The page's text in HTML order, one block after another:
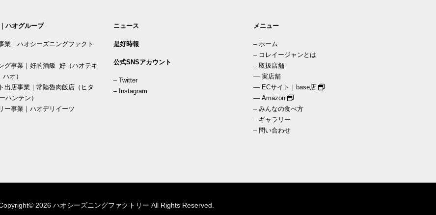
ハオグループ
業｜ハオシーズニングファクト
グ事業｜好的酒飯 好（ハオテキ
オ）
出店事業｜常陸魯肉飯店（ヒタ
ハンテン）
ー事業｜ハオデリイーツ
ニュース
是好時報
公式SNSアカウント
– Twitter
– Instagram
メニュー
– ホーム
– コレイージャンとは
– 取扱店舗
— 実店舗
— ECサイト｜base店
— Amazon
– みんなの食べ方
– ギャラリー
– 問い合わせ
2026 ハオシーズニングファクトリー All Rights Reserved.